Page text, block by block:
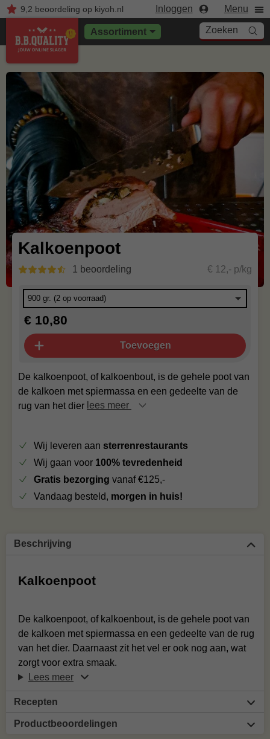
9,2 beoordelingop kiyoh.nl Inloggen Menu
Assortiment Zoeken
Kalkoenpoot
1 beoordeling € 12,- p/kg
De kalkoenpoot, of kalkoenbout, is de gehele poot van
de kalkoen met spiermassa en een gedeelte van de
rug van het dier lees meer
€ 10,80
Toevoegen
Wij leveren aan sterrenrestaurants
Wij gaan voor 100% tevredenheid
Gratis bezorging vanaf €125,-
Vandaag besteld, morgen in huis!
Beschrijving
Kalkoenpoot
De kalkoenpoot, of kalkoenbout, is de gehele poot van
de kalkoen met spiermassa en een gedeelte van de rug
van het dier. Daarnaast zit het vel er ook nog aan, wat
zorgt voor extra smaak.
Lees meer
Recepten
Productbeoordelingen